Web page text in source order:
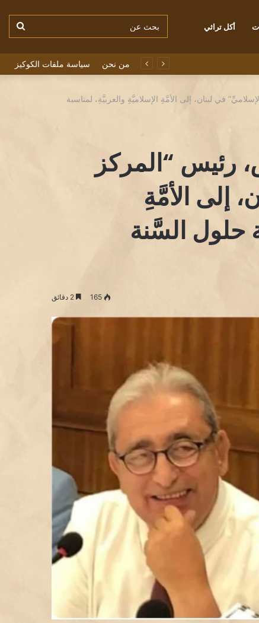
أكل تراثي بحث
من نحن سياسة ملفات الكوكيز
في لبنان، إلى الأمَّةِ الإسلاميَّةِ والعربيَّةِ، لمناسبة
رئيس “المركز
إلى الأمَّةِ
حلول السَّنة
165